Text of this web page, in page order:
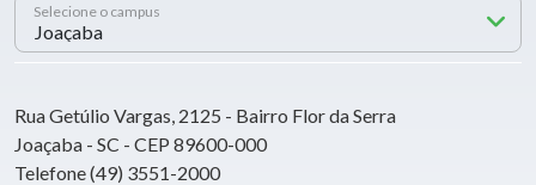
Selecione o campus
Rua Getúlio Vargas, 2125 - Bairro Flor da Serra
Joaçaba - SC - CEP 89600-000
Telefone (49) 3551-2000